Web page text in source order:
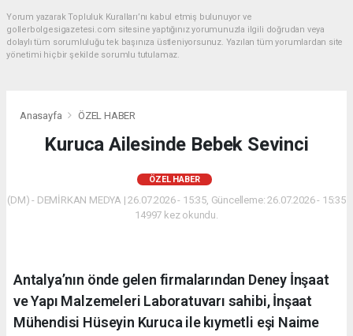
Yorum yazarak Topluluk Kuralları’nı kabul etmiş bulunuyor ve
gollerbolgesigazetesi.com sitesine yaptığınız yorumunuzla ilgili doğrudan veya
dolaylı tüm sorumluluğu tek başınıza üstleniyorsunuz. Yazılan tüm yorumlardan site
yönetimi hiçbir şekilde sorumlu tutulamaz.
Anasayfa ÖZEL HABER
Kuruca Ailesinde Bebek Sevinci
ÖZEL HABER
(DM) - DEMİRKAN MEDYA | 26.07.2026 - 15:35, Güncelleme: 26.07.2026 - 15:35
14997 kez okundu.
Antalya’nın önde gelen firmalarından Deney İnşaat
ve Yapı Malzemeleri Laboratuvarı sahibi, İnşaat
Mühendisi Hüseyin Kuruca ile kıymetli eşi Naime